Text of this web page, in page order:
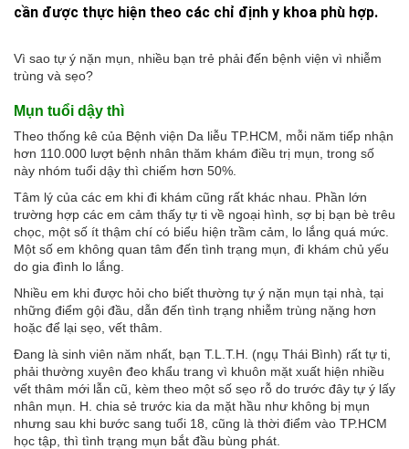
cần được thực hiện theo các chỉ định y khoa phù hợp.
Vì sao tự ý nặn mụn, nhiều bạn trẻ phải đến bệnh viện vì nhiễm
trùng và sẹo?
Mụn tuổi dậy thì
Theo thống kê của Bệnh viện Da liễu TP.HCM, mỗi năm tiếp nhận
hơn 110.000 lượt bệnh nhân thăm khám điều trị mụn, trong số
này nhóm tuổi dậy thì chiếm hơn 50%.
Tâm lý của các em khi đi khám cũng rất khác nhau. Phần lớn
trường hợp các em cảm thấy tự ti về ngoại hình, sợ bị bạn bè trêu
chọc, một số ít thậm chí có biểu hiện trầm cảm, lo lắng quá mức.
Một số em không quan tâm đến tình trạng mụn, đi khám chủ yếu
do gia đình lo lắng.
Nhiều em khi được hỏi cho biết thường tự ý nặn mụn tại nhà, tại
những điểm gội đầu, dẫn đến tình trạng nhiễm trùng nặng hơn
hoặc để lại sẹo, vết thâm.
Đang là sinh viên năm nhất, bạn T.L.T.H. (ngụ Thái Bình) rất tự ti,
phải thường xuyên đeo khẩu trang vì khuôn mặt xuất hiện nhiều
vết thâm mới lẫn cũ, kèm theo một số sẹo rỗ do trước đây tự ý lấy
nhân mụn. H. chia sẻ trước kia da mặt hầu như không bị mụn
nhưng sau khi bước sang tuổi 18, cũng là thời điểm vào TP.HCM
học tập, thì tình trạng mụn bắt đầu bùng phát.